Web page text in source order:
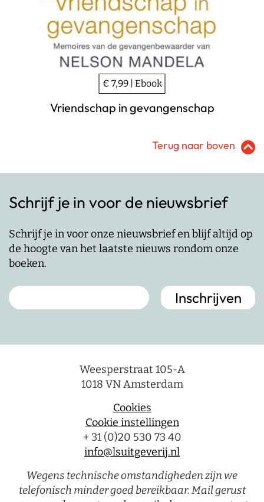
€ 7,99 | Ebook
Vriendschap in gevangenschap
Terug naar boven
Schrijf je in voor de nieuwsbrief
Schrijf je in voor onze nieuwsbrief en blijf altijd op
de hoogte van het laatste nieuws rondom onze
boeken.
Weesperstraat 105-A
1018 VN Amsterdam
Cookies
Cookie instellingen
+ 31 (0)20 530 73 40
info@lsuitgeverij.nl
Wegens technische omstandigheden zijn we
telefonisch minder goed bereikbaar. Mail gerust